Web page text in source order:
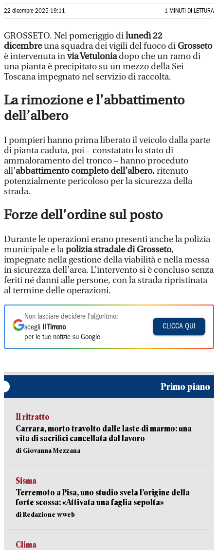
22 dicembre 2025 19:11 1 MINUTI DI LETTURA
GROSSETO. Nel pomeriggio dilunedì 22
dicembreuna squadra dei vigili del fuoco diGrosseto
è intervenuta invia Vetuloniadopo che un ramo di
una pianta è precipitato su un mezzo della Sei
Toscana impegnato nel servizio di raccolta.
La rimozione e l’abbattimento
dell’albero
I pompieri hanno prima liberato il veicolo dalla parte
di pianta caduta, poi – constatato lo stato di
ammaloramento del tronco – hanno proceduto
all’abbattimento completo dell’albero, ritenuto
potenzialmente pericoloso per la sicurezza della
strada.
Forze dell’ordine sul posto
Durante le operazioni erano presenti anche la polizia
municipale e lapolizia stradale di Grosseto,
impegnate nella gestione della viabilità e nella messa
in sicurezza dell’area. L’intervento si è concluso senza
feriti né danni alle persone, con la strada ripristinata
al termine delle operazioni.
Non lasciare decidere l'algoritmo:
scegli
Il Tirreno
per le tue notizie su Google
CLICCA QUI
Primo piano
Il ritratto
Carrara, morto travolto dalle laste di marmo: una
vita di sacrifici cancellata dal lavoro
di Giovanna Mezzana
Sisma
Terremoto a Pisa, uno studio svela l’origine della
forte scossa: «Attivata una faglia sepolta»
di Redazione wweb
Clima